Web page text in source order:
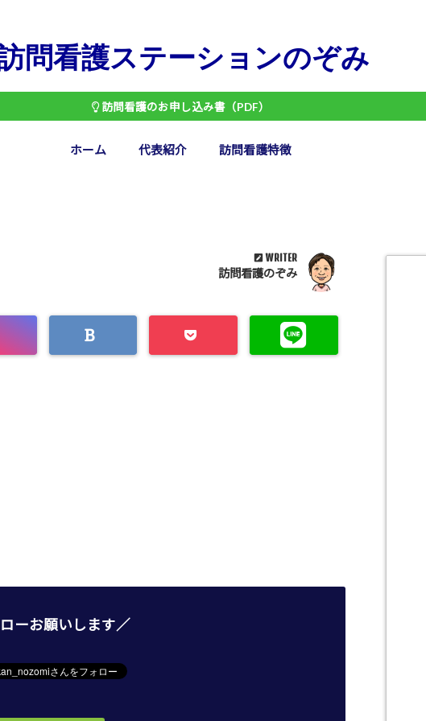
問看護ステーションのぞみ
訪問看護のお申し込み書（PDF）
ホーム 代表紹介 訪問看護特徴
WRITER
訪問看護のぞみ
ーお願いします／